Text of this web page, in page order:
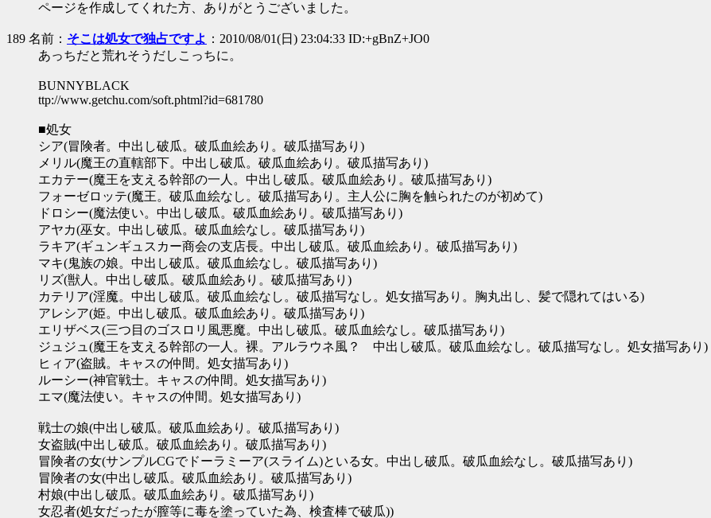
ページを作成してくれた方、ありがとうございました。
189 名前： そこは処女で独占ですよ ：2010/08/01(日) 23:04:33 ID:+gBnZ+JO0
あっちだと荒れそうだしこっちに。
BUNNYBLACK
ttp://www.getchu.com/soft.phtml?id=681780
■処女
シア(冒険者。中出し破瓜。破瓜血絵あり。破瓜描写あり)
メリル(魔王の直轄部下。中出し破瓜。破瓜血絵あり。破瓜描写あり)
エカテー(魔王を支える幹部の一人。中出し破瓜。破瓜血絵あり。破瓜描写あり)
フォーゼロッテ(魔王。破瓜血絵なし。破瓜描写あり。主人公に胸を触られたのが初めて)
ドロシー(魔法使い。中出し破瓜。破瓜血絵あり。破瓜描写あり)
アヤカ(巫女。中出し破瓜。破瓜血絵なし。破瓜描写あり)
ラキア(ギュンギュスカー商会の支店長。中出し破瓜。破瓜血絵あり。破瓜描写あり)
マキ(鬼族の娘。中出し破瓜。破瓜血絵なし。破瓜描写あり)
リズ(獣人。中出し破瓜。破瓜血絵あり。破瓜描写あり)
カテリア(淫魔。中出し破瓜。破瓜血絵なし。破瓜描写なし。処女描写あり。胸丸出し、髪で隠れてはいる)
アレシア(姫。中出し破瓜。破瓜血絵あり。破瓜描写あり)
エリザベス(三つ目のゴスロリ風悪魔。中出し破瓜。破瓜血絵なし。破瓜描写あり)
ジュジュ(魔王を支える幹部の一人。裸。アルラウネ風？ 中出し破瓜。破瓜血絵なし。破瓜描写なし。処女描写あり)
ヒィア(盗賊。キャスの仲間。処女描写あり)
ルーシー(神官戦士。キャスの仲間。処女描写あり)
エマ(魔法使い。キャスの仲間。処女描写あり)
戦士の娘(中出し破瓜。破瓜血絵あり。破瓜描写あり)
女盗賊(中出し破瓜。破瓜血絵あり。破瓜描写あり)
冒険者の女(サンプルCGでドーラミーア(スライム)といる女。中出し破瓜。破瓜血絵なし。破瓜描写あり)
冒険者の女(中出し破瓜。破瓜血絵あり。破瓜描写あり)
村娘(中出し破瓜。破瓜血絵あり。破瓜描写あり)
女忍者(処女だったが膣等に毒を塗っていた為、検査棒で破瓜))